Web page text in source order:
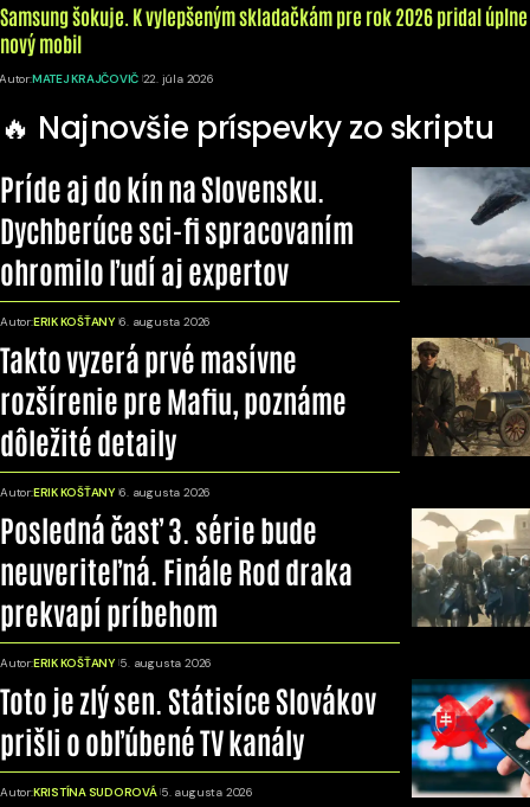
Samsung šokuje. K vylepšeným skladačkám pre rok 2026 pridal úplne
nový mobil
Autor:MATEJ KRAJČOVIČ 22. júla 2026
🔥 Najnovšie príspevky zo skriptu
Príde aj do kín na Slovensku.
Dychberúce sci-fi spracovaním
ohromilo ľudí aj expertov
Autor:ERIK KOŠŤANY 6. augusta 2026
Takto vyzerá prvé masívne
rozšírenie pre Mafiu, poznáme
dôležité detaily
Autor:ERIK KOŠŤANY 6. augusta 2026
Posledná časť 3. série bude
neuveriteľná. Finále Rod draka
prekvapí príbehom
Autor:ERIK KOŠŤANY 5. augusta 2026
Toto je zlý sen. Státisíce Slovákov
prišli o obľúbené TV kanály
Autor:KRISTÍNA SUDOROVÁ 5. augusta 2026